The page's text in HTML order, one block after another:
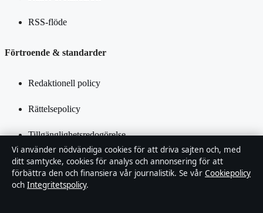
RSS-flöde
Förtroende & standarder
Redaktionell policy
Rättelsepolicy
Tillgänglighetsredogörelse
Integritetspolicy
Kändisar & integritet
Vi använder nödvändiga cookies för att driva sajten och, med
ditt samtycke, cookies för analys och annonsering för att
förbättra den och finansiera vår journalistik. Se vår Cookiepolicy
och Integritetspolicy.